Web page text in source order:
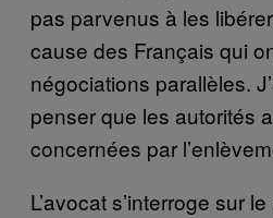
pas parvenus à les
cause des Français qui
négociations parallèles.
penser que les autorités
concernées par
L’avocat s’interroge sur